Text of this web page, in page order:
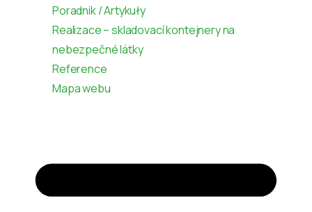
Poradnik / Artykuły
Realizace – skladovací kontejnery na
nebezpečné látky
Reference
Mapa webu